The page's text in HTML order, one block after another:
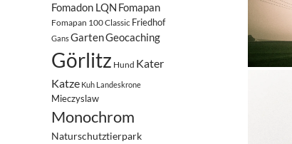
Fomadon LQN Fomapan
Fomapan 100 Classic Friedhof
GansGartenGeocaching
Görlitz Hund Kater
Katze Kuh Landeskrone
Mieczyslaw
Monochrom
Naturschutztierpark